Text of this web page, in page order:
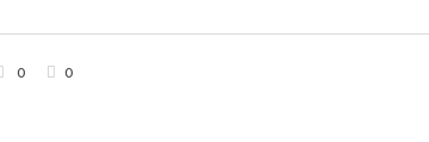
0 0